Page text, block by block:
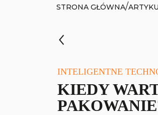
STRONA GŁÓWNA/
INTELIGENTNE
KIEDY